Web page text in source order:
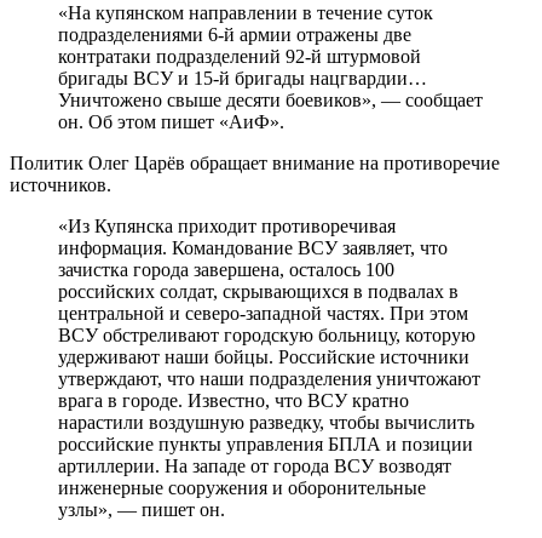
«На купянском направлении в течение суток
подразделениями 6-й армии отражены две
контратаки подразделений 92-й штурмовой
бригады ВСУ и 15-й бригады нацгвардии…
Уничтожено свыше десяти боевиков», — сообщает
он. Об этом пишет «АиФ».
Политик Олег Царёв обращает внимание на противоречие
источников.
«Из Купянска приходит противоречивая
информация. Командование ВСУ заявляет, что
зачистка города завершена, осталось 100
российских солдат, скрывающихся в подвалах в
центральной и северо-западной частях. При этом
ВСУ обстреливают городскую больницу, которую
удерживают наши бойцы. Российские источники
утверждают, что наши подразделения уничтожают
врага в городе. Известно, что ВСУ кратно
нарастили воздушную разведку, чтобы вычислить
российские пункты управления БПЛА и позиции
артиллерии. На западе от города ВСУ возводят
инженерные сооружения и оборонительные
узлы», — пишет он.